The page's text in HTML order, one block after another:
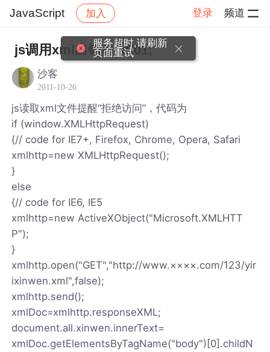
JavaScript 加入 登录 频道
社区 JavaScript 帖子详情
js调用xml出错&#xff01;
沙客
2011-10-26
js读取xml文件提醒“拒绝访问”，代码为
if (window.XMLHttpRequest)
{// code for IE7+, Firefox, Chrome, Opera, Safari
xmlhttp=new XMLHttpRequest();
}
else
{// code for IE6, IE5
xmlhttp=new ActiveXObject("Microsoft.XMLHTT
P");
}
xmlhttp.open("GET","http://www.××××.com/123/yir
ixinwen.xml",false);
xmlhttp.send();
xmlDoc=xmlhttp.responseXML;
document.all.xinwen.innerText=
xmlDoc.getElementsByTagName("body")[0].childN
服务超时,请刷新
页面重试